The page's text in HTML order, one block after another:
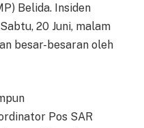
Belida. Insiden
20 Juni, malam
besar-besaran oleh
Pos SAR